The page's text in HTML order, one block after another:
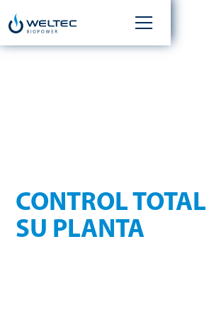
CONTROL
SU PLANTA